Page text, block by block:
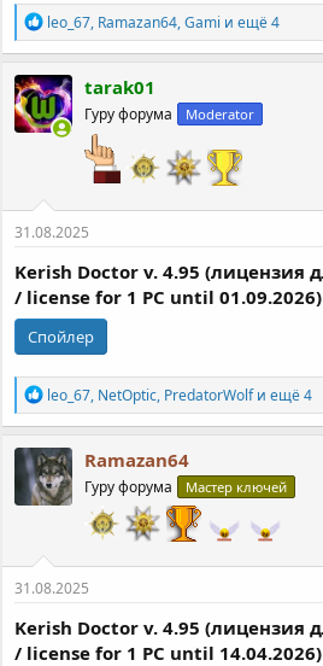
Р
е
а
к
ц
и
и
leo_67, Ramazan64,Gami и ещё 4
tarak01
Гуру форума Moderator
31.08.2025
Kerish Doctor v. 4.95 (лицензия
/ license for 1 PC until 01.09.2026)
Спойлер
Р
е
а
к
ц
и
и
leo_67, NetOptic, PredatorWolfи ещё 4
Ramazan64
Гуру форума Мастер ключей
31.08.2025
Kerish Doctor v. 4.95 (лицензия
/ license for 1 PC until 14.04.2026)